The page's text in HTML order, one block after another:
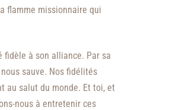
flamme missionnaire qui
fidèle à son alliance. Par sa
sauve. Nos fidélités
au salut du monde. Et toi, et
nous à entretenir ces